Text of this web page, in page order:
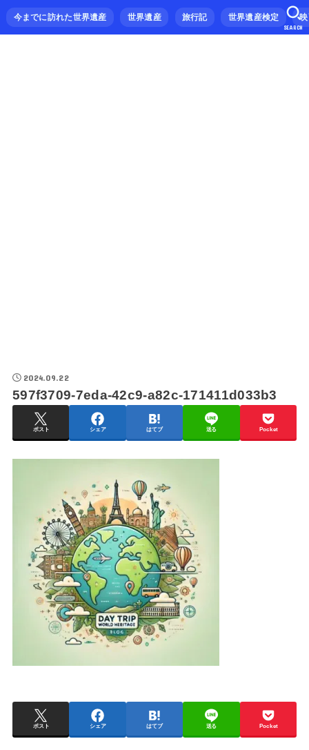
今までに訪れた世界遺産 世界遺産 旅行記 世界遺産検定
SEARCH
2024.09.22
597f3709-7eda-42c9-a82c-171411d033b3
ポスト シェア はてブ 送る Pocket
ポスト シェア はてブ 送る Pocket